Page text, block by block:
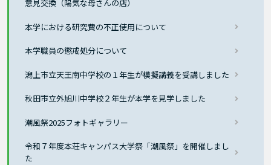
意見交換（陽気な母さんの店）
本学における研究費の不正使用について
本学職員の懲戒処分について
潟上市立天王南中学校の１年生が模擬講義を受講しました
秋田市立外旭川中学校２年生が本学を見学しました
潮風祭2025フォトギャラリー
令和７年度本荘キャンパス大学祭「潮風祭」を開催しまし
た